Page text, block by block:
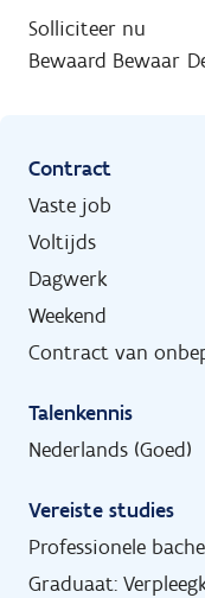
Solliciteer nu
Bewaard Bewaar
Contract
Vaste job
Voltijds
Dagwerk
Weekend
Contract van
Talenkennis
Nederlands (Goed)
Vereiste studies
Professionele
Graduaat: